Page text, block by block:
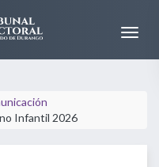
Infantil 2026